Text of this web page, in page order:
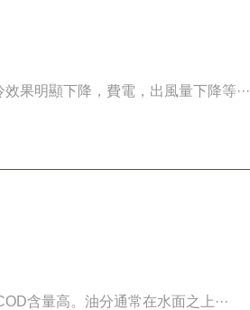
果明顯下降，費電，出風量下降等···
含量高。油分通常在水面之上···